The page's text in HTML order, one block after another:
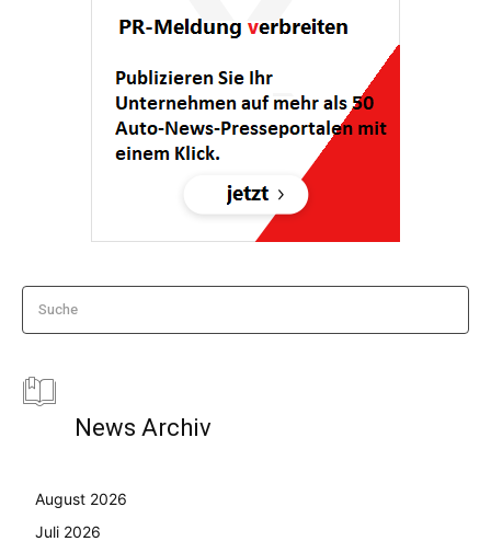
Suche
News Archiv
August 2026
Juli 2026